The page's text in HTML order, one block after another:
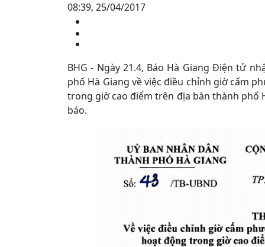
08:39, 25/04/2017
BHG - Ngày 21.4, Báo Hà Giang Điện tử
phố Hà Giang về việc điều chỉnh giờ cấm
trong giờ cao điểm trên địa bàn thành phố
báo.